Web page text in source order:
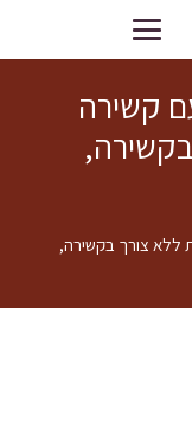
קשירה
ללא צורך בקשירה,